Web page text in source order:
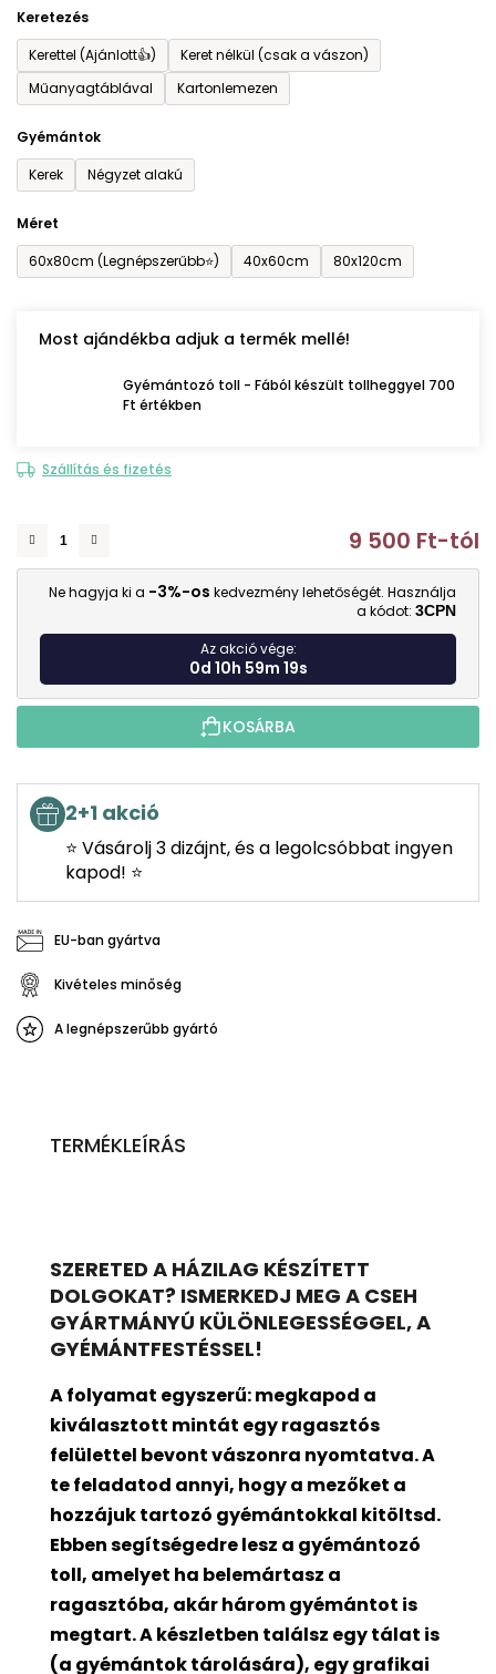
Keretezés
Kerettel (Ajánlott👍)
Keret nélkül (csak a vászon)
Műanyagtáblával
Kartonlemezen
Gyémántok
Kerek
Négyzet alakú
Méret
60x80cm (Legnépszerűbb⭐)
40x60cm 80x120cm
Most ajándékba adjuk a termék mellé!
Gyémántozó toll - Fából készült tollheggyel 700
Ft értékben
Szállítás és fizetés
9 500 Ft-tól
Ne hagyja ki a -3%-os kedvezmény lehetőségét. Használja
a kódot: 3CPN
Az akció vége:
0d 10h 59m 17s
KOSÁRBA
2+1 akció
⭐ Vásárolj 3 dizájnt, és a legolcsóbbat ingyen
kapod! ⭐
EU-ban gyártva
Kivételes minőség
A legnépszerűbb gyártó
TERMÉKLEÍRÁS
SZERETED A HÁZILAG KÉSZÍTETT
DOLGOKAT? ISMERKEDJ MEG A CSEH
GYÁRTMÁNYÚ KÜLÖNLEGESSÉGGEL, A
GYÉMÁNTFESTÉSSEL!
A folyamat egyszerű: megkapod a
kiválasztott mintát egy ragasztós
felülettel bevontvászonra nyomtatva. A
te feladatod annyi, hogy a mezőket a
hozzájuk tartozó gyémántokkal kitöltsd.
Ebben segítségedre lesz a gyémántozó
toll, amelyet ha belemártasz a
ragasztóba, akár három gyémántot is
megtart. A készletben találsz egy tálat is
(a gyémántok tárolására), egy grafikai